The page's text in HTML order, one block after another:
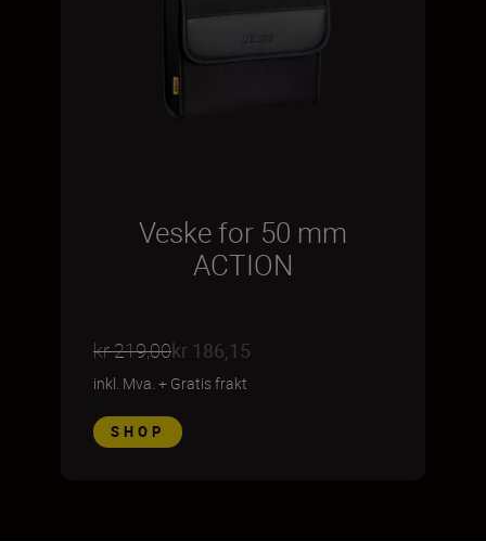
Veske for 50 mm
ACTION
kr 219,00kr 186,15
inkl. Mva. + Gratis frakt
SHOP